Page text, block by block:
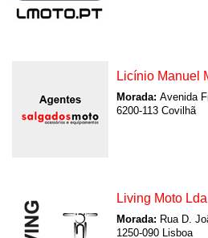
Licínio Manuel
Morada: Avenida
6200-113 Covilhã
Living Moto Lda
Morada: Rua D.
1250-090 Lisboa